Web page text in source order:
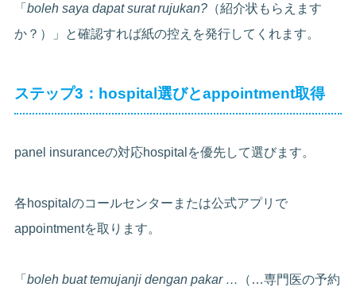
「boleh saya dapat surat rujukan? （紹介状もらえます
か？）」と確認すれば紙の控えを発行してくれます。
ステップ3：hospital選びとappointment取得
panel insuranceの対応hospitalを優先して選びます。
各hospitalのコールセンターまたは公式アプリで
appointmentを取ります。
「boleh buat temujanji dengan pakar …
（…専門医の予約